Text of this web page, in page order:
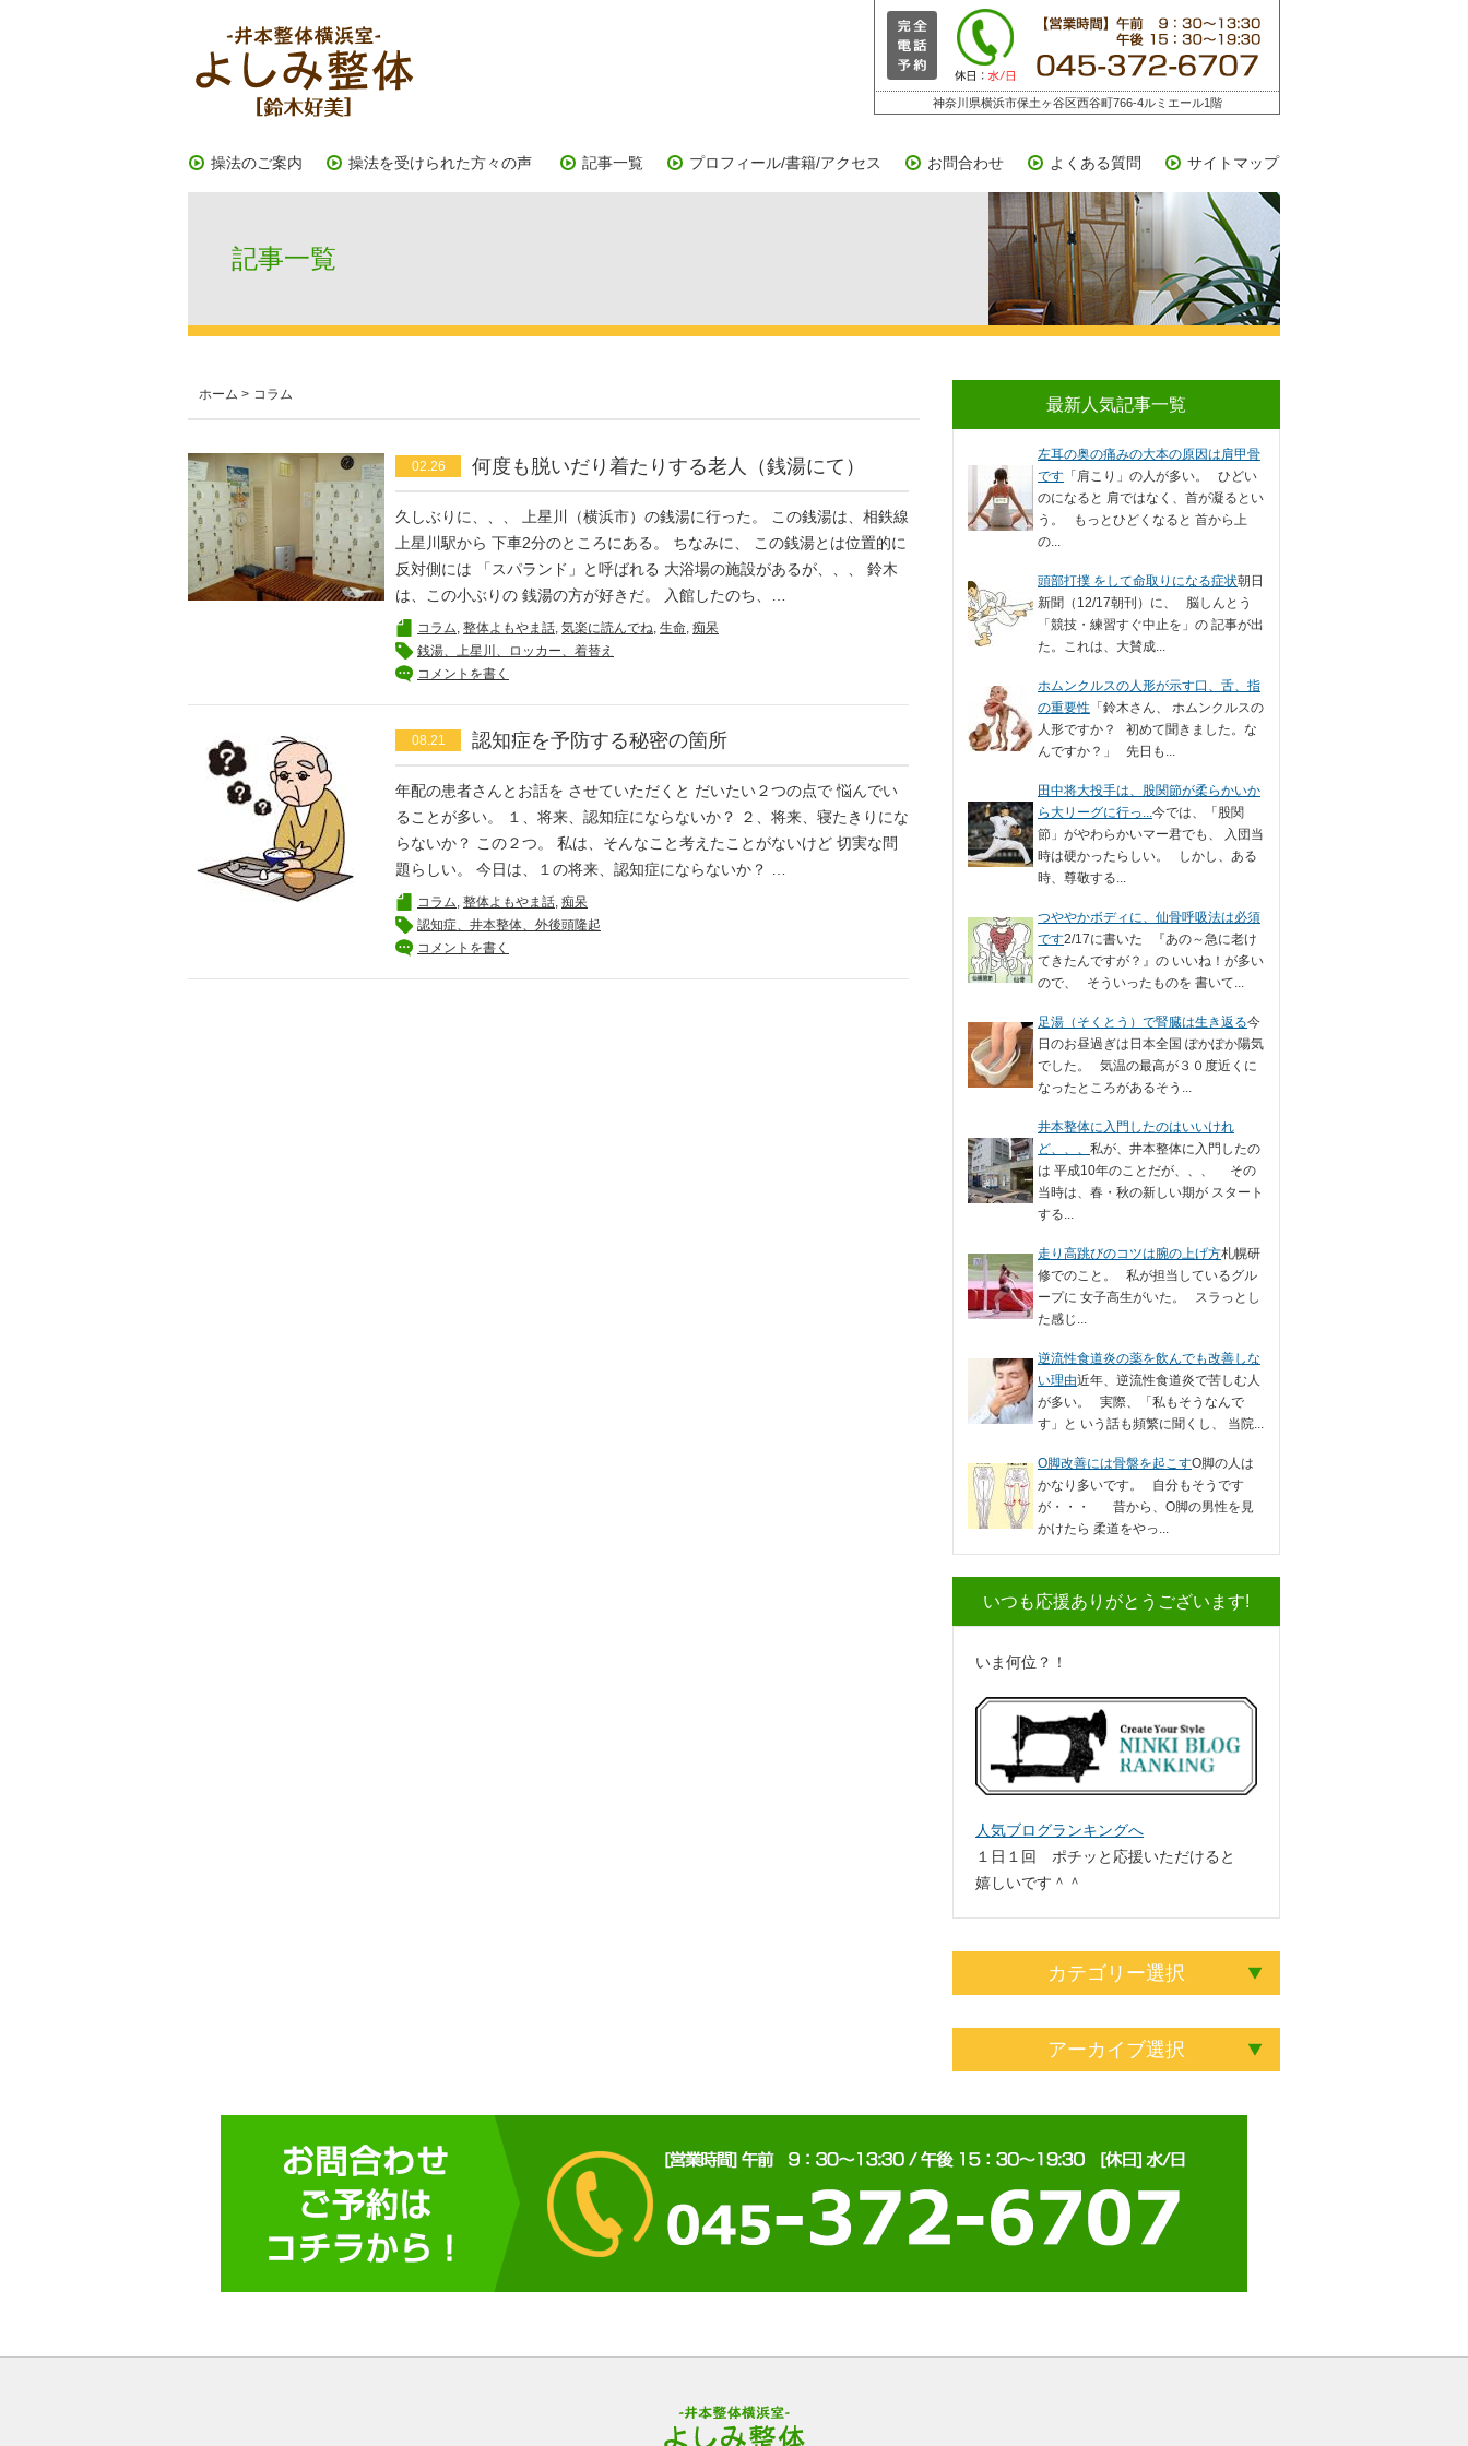
神奈川県横浜市保土ヶ谷区西谷町766-4ルミエール1階
操法のご案内 操法を受けられた方々の声 記事一覧 プロフィール/書籍/アクセス お問合わせ よくある質問 サイトマップ
記事一覧
ホーム > コラム
02.26 何度も脱いだり着たりする老人（銭湯にて）
久しぶりに、、、 上星川（横浜市）の銭湯に行った。 この銭湯は、相鉄線
上星川駅から 下車2分のところにある。 ちなみに、 この銭湯とは位置的に
反対側には 「スパランド」と呼ばれる 大浴場の施設があるが、、、 鈴木
は、この小ぶりの 銭湯の方が好きだ。 入館したのち、…
コラム, 整体よもやま話, 気楽に読んでね, 生命, 痴呆
銭湯、上星川、ロッカー、着替え
コメントを書く
08.21 認知症を予防する秘密の箇所
年配の患者さんとお話を させていただくと だいたい２つの点で 悩んでい
ることが多い。 １、将来、認知症にならないか？ ２、将来、寝たきりにな
らないか？ この２つ。 私は、そんなこと考えたことがないけど 切実な問
題らしい。 今日は、１の将来、認知症にならないか？ …
コラム, 整体よもやま話, 痴呆
認知症、井本整体、外後頭隆起
コメントを書く
最新人気記事一覧
左耳の奥の痛みの大本の原因は肩甲骨
です 「肩こり」の人が多い。 ひどい
のになると 肩ではなく、首が凝るとい
う。 もっとひどくなると 首から上
の...
頭部打撲 をして命取りになる症状朝日
新聞（12/17朝刊）に、 脳しんとう
「競技・練習すぐ中止を」の 記事が出
た。これは、大賛成...
ホムンクルスの人形が示す口、舌、指
の重要性 「鈴木さん、 ホムンクルスの
人形ですか？ 初めて聞きました。な
んですか？」 先日も...
田中将大投手は、股関節が柔らかいか
ら大リーグに行っ...今では、「股関
節」がやわらかいマー君でも、 入団当
時は硬かったらしい。 しかし、ある
時、尊敬する...
つややかボディに、仙骨呼吸法は必須
です2/17に書いた 『あの～急に老け
てきたんですが？』の いいね！が多い
ので、 そういったものを 書いて...
足湯（そくとう）で腎臓は生き返る今
日のお昼過ぎは日本全国 ぽかぽか陽気
でした。 気温の最高が３０度近くに
なったところがあるそう...
井本整体に入門したのはいいけれ
ど、、、 私が、井本整体に入門したの
は 平成10年のことだが、、、 その
当時は、春・秋の新しい期が スタート
する...
走り高跳びのコツは腕の上げ方札幌研
修でのこと。 私が担当しているグル
ープに 女子高生がいた。 スラっとし
た感じ...
逆流性食道炎の薬を飲んでも改善しな
い理由近年、逆流性食道炎で苦しむ人
が多い。 実際、「私もそうなんで
す」と いう話も頻繁に聞くし、 当院...
O脚改善には骨盤を起こすO脚の人は
かなり多いです。 自分もそうです
が・・・ 昔から、O脚の男性を見
かけたら 柔道をやっ...
いつも応援ありがとうございます!
いま何位？！
人気ブログランキングへ
１日１回 ポチッと応援いただけると
嬉しいです＾＾
カテゴリー選択
アーカイブ選択